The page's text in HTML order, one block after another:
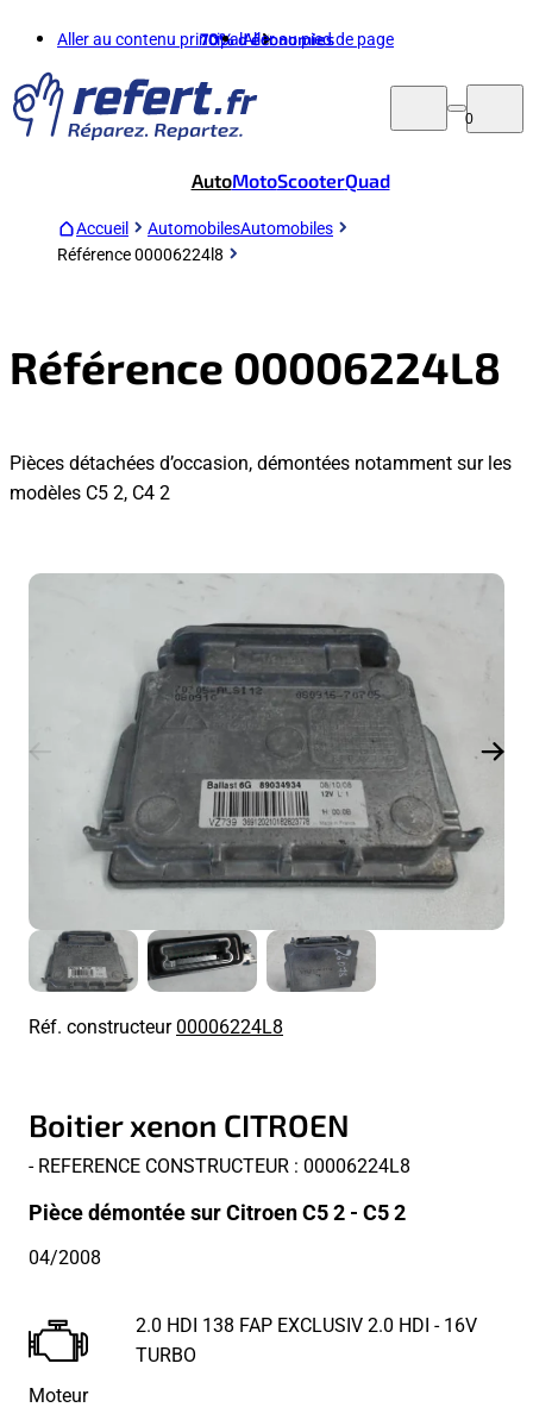
Aller au contenu principalAller au pied de page
70%d'économies
0
AutoMotoScooterQuad
Accueil AutomobilesAutomobiles
Référence 00006224l8
Référence 00006224L8
Pièces détachées d’occasion, démontées notamment sur les
modèles C5 2, C4 2
Réf. constructeur00006224L8
Boitier xenon CITROEN
- REFERENCE CONSTRUCTEUR : 00006224L8
Pièce démontée sur Citroen C5 2 - C5 2
04/2008
Moteur
2.0 HDI 138 FAP EXCLUSIV 2.0 HDI - 16V
TURBO